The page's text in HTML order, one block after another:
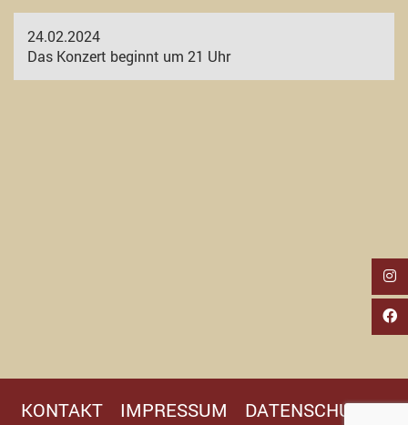
24.02.2024
Das Konzert beginnt um 21 Uhr
KONTAKT IMPRESSUM
DATENSCHUTZ